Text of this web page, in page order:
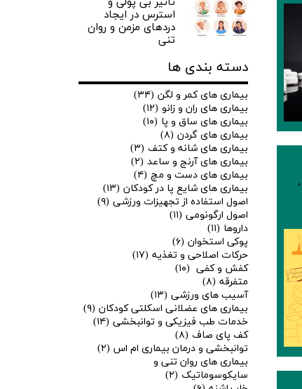
،
استرس در ایجاد
دردهای مزمن و روان
تنی
دسته بندی ها
بیماری های کمر و لگن (۳۴)
بیماری های ران و زانو (۱۲)
بیماری های ساق و پا (۱۰)
بیماری های گردن (۸)
بیماری های شانه و کتف (۳)
بیماری های آرنج و ساعد (۲)
بیماری های دست و مچ (۴)
بیماری های شایع پا در کودکان (۱۳)
اصول استفاده از تجهیزات ورزشی (۹)
اصول ارگونومی (۱۱)
داروها (۱۱)
پوکی استخوان (۶)
حرکات اصلاحی و تغذیه (۱۷)
کفش و کفی (۱۰)
متفرقه (۸)
آسیب های ورزشی (۱۳)
بیماری های عضلانی اسکلتی کودکان (۹)
خدمات طب فیزیکی و توانبخشی (۱۴)
کف پای صاف (۸)
توانبخشی و درمان بیماری ام اس (۲)
بیماری های روان تنی و
سایکوسوماتیک (۲)